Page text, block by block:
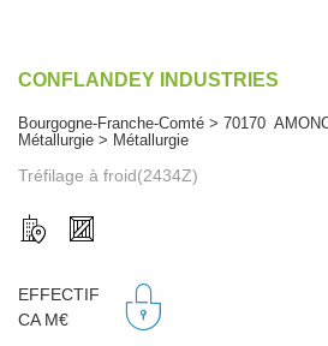
CONFLANDEY INDUSTRIES
Bourgogne-Franche-Comté > 70170
Métallurgie > Métallurgie
Tréfilage à froid(2434Z)
EFFECTIF
CA M€